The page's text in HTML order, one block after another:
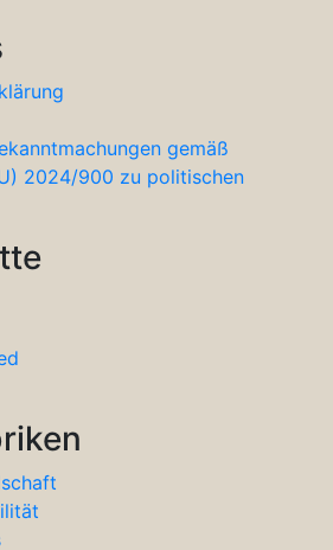
gemäß
2024/900 zu politischen